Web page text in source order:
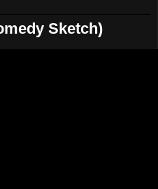
Sketch)